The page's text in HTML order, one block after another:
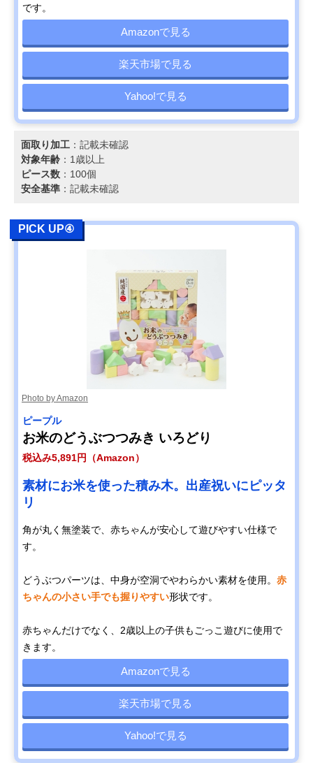
です。
Amazonで見る
楽天市場で見る
Yahoo!で見る
面取り加工 ：記載未確認
対象年齢 ：1歳以上
ピース数 ：100個
安全基準 ：記載未確認
PICK UP④
Photo by Amazon
ピープル
お米のどうぶつつみき いろどり
税込み5,891円（Amazon）
素材にお米を使った積み木。出産祝いにピッタ
リ
角が丸く無塗装で、赤ちゃんが安心して遊びやすい仕様で
す。
どうぶつパーツは、中身が空洞でやわらかい素材を使用。 赤
ちゃんの小さい手でも握りやすい形状です。
赤ちゃんだけでなく、2歳以上の子供もごっこ遊びに使用で
きます。
Amazonで見る
楽天市場で見る
Yahoo!で見る